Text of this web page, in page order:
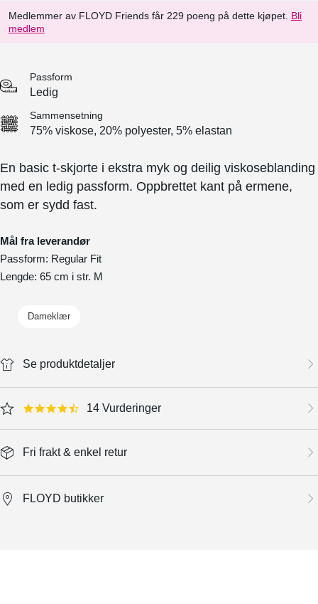
Medlemmer av FLOYD Friends får 229 poeng på dette kjøpet. Bli
medlem
Passform
Ledig
Sammensetning
75% viskose, 20% polyester, 5% elastan
En basic t-skjorte i ekstra myk og deilig viskoseblanding
med en ledig passform. Oppbrettet kant på ermene,
som er sydd fast.
Mål fra leverandør
Passform: Regular Fit
Lengde: 65 cm i str. M
Dameklær
Se produktdetaljer
4.4 star rating 14 Vurderinger
Fri frakt & enkel retur
FLOYD butikker